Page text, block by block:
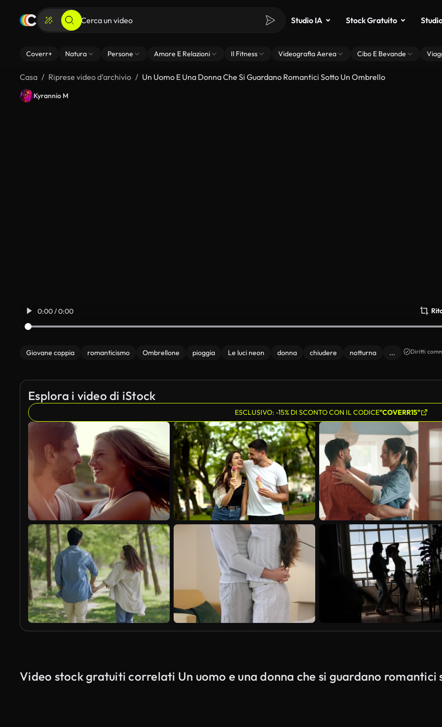
Studio IA Stock Gratuito
Coverr+ Natura Persone Amore E Relazioni Il Fitness Videografia Aerea Cibo E Bevande
Casa Riprese video d’archivio Un Uomo E Una Donna Che Si Guardano Romantici Sotto Un Ombrello
Kyrannio M
0:00 / 0:00
Giovane coppia romanticismo Ombrellone pioggia Le luci neon donna chiudere notturna ... Diritti
Esplora i video di iStock
ESCLUSIVO: -15% DI SCONTO CON IL CODICE"COVERR15"
Video stock gratuiti correlati Un uomo e una donna che si guardano romantici